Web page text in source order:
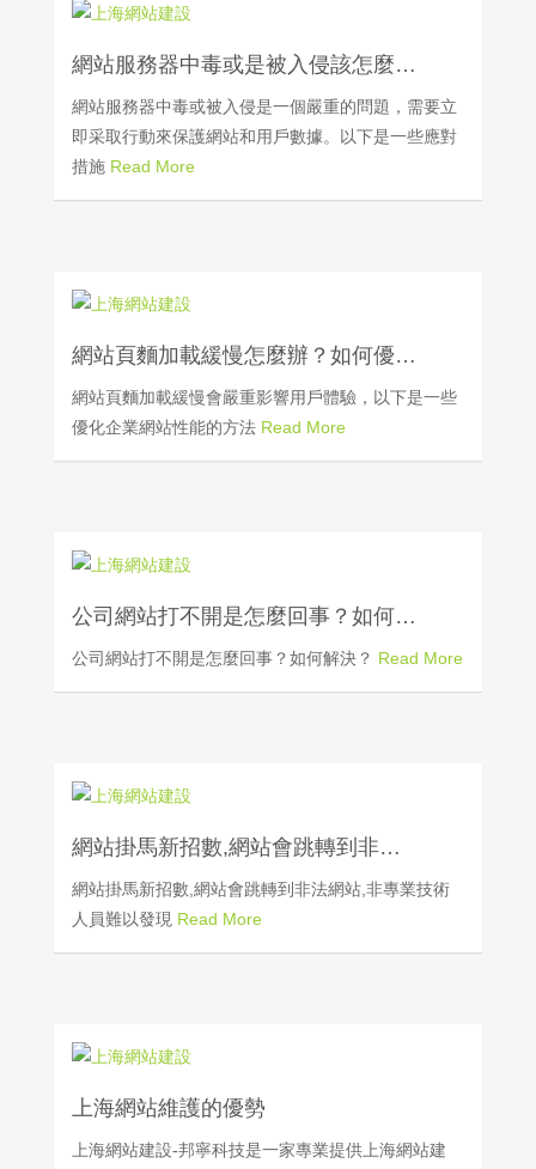
網站服務器中毒或是被入侵該怎麼…
網站服務器中毒或被入侵是一個嚴重的問題，需要立
即采取行動來保護網站和用戶數據。以下是一些應對
措施 Read More
網站頁麵加載緩慢怎麼辦？如何優…
網站頁麵加載緩慢會嚴重影響用戶體驗，以下是一些
優化企業網站性能的方法 Read More
公司網站打不開是怎麼回事？如何…
公司網站打不開是怎麼回事？如何解決？ Read More
網站掛馬新招數,網站會跳轉到非…
網站掛馬新招數,網站會跳轉到非法網站,非專業技術
人員難以發現 Read More
上海網站維護的優勢
上海網站建設-邦寧科技是一家專業提供上海網站建